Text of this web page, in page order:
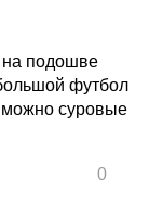
на подошве
футбол
можно суровые
0